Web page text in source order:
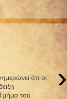
›
ότι οι
του